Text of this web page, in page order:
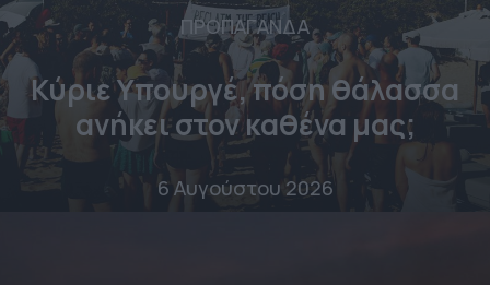
ΠΡΟΠΑΓΑΝΔΑ
Κύριε Υπουργέ, πόση θάλασσα
ανήκει στον καθένα μας;
6 Αυγούστου 2026